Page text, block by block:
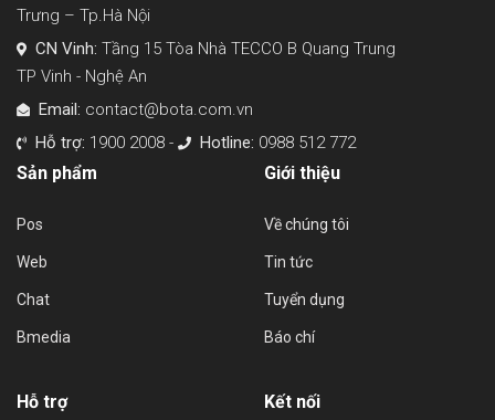
Trưng – Tp.Hà Nội
CN Vinh: Tầng 15 Tòa Nhà TECCO B Quang Trung
TP Vinh - Nghệ An
Email: contact@bota.com.vn
Hỗ trợ: 1900 2008 - Hotline: 0988 512 772
Sản phẩm
Pos
Web
Chat
Bmedia
Giới thiệu
Về chúng tôi
Tin tức
Tuyển dụng
Báo chí
Hỗ trợ Kết nối